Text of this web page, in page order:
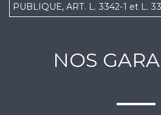
PUBLIQUE, ART. L. 3342-1 et L.
NOS